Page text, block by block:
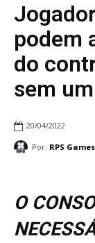
podem
do
sem
20/04/2022
Por: RPS Games
O